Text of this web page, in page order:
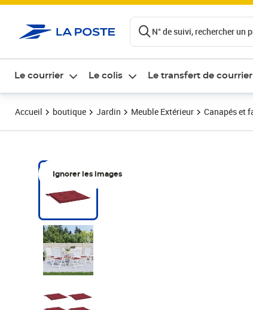
N° de suivi, rechercher un
Le courrier Le colis Le transfert de courrier
Accueil boutique Jardin Meuble Extérieur Canapés et
Ignorer les images